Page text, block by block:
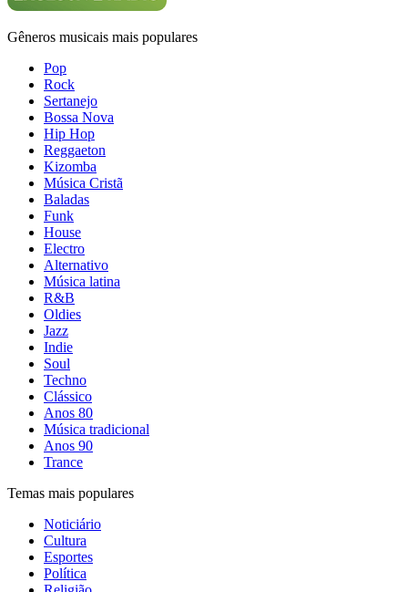
Gêneros musicais mais populares
Pop
Rock
Sertanejo
Bossa Nova
Hip Hop
Reggaeton
Kizomba
Música Cristã
Baladas
Funk
House
Electro
Alternativo
Música latina
R&B
Oldies
Jazz
Indie
Soul
Techno
Clássico
Anos 80
Música tradicional
Anos 90
Trance
Temas mais populares
Noticiário
Cultura
Esportes
Política